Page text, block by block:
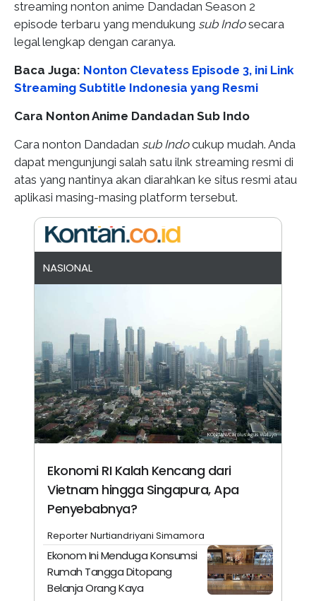
streaming nonton anime Dandadan Season 2
episode terbaru yang mendukung sub Indosecara
legal lengkap dengan caranya.
Baca Juga: Nonton Clevatess Episode 3, ini Link
Streaming Subtitle Indonesia yang Resmi
Cara Nonton Anime Dandadan Sub Indo
Cara nonton Dandadan sub Indocukup mudah. Anda
dapat mengunjungi salah satu ilnk streaming resmi di
atas yang nantinya akan diarahkan ke situs resmi atau
aplikasi masing-masing platform tersebut.
NASIONAL
Ekonomi RI Kalah Kencang dari
Vietnam hingga Singapura, Apa
Penyebabnya?
Reporter Nurtiandriyani Simamora
Ekonom Ini Menduga Konsumsi
Rumah Tangga Ditopang
Belanja Orang Kaya